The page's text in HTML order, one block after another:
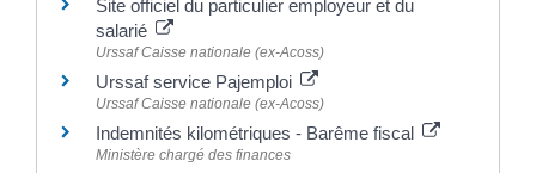
Site officiel du particulier employeur et du
salarié
Urssaf Caisse nationale (ex-Acoss)
Urssaf service Pajemploi
Urssaf Caisse nationale (ex-Acoss)
Indemnités kilométriques - Barême fiscal
Ministère chargé des finances